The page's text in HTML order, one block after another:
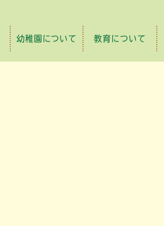
幼稚園について 教育について